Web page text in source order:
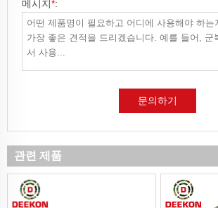
메시지*:
문의하기
관련 제품